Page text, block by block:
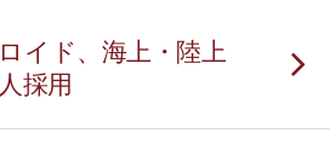
イド、海上・陸上
採用